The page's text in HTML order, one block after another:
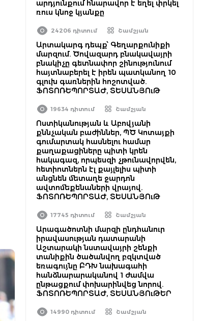
արդյունքում հնարավոր է եղել փրկել
ռուս կնոջ կյանքը
24206 դիտում Շամշյան
Արտակարգ դեպք՝ Գեղարքունիքի
մարզում. Ծովազարդ բնակավայրի
բնակիչը գետնափոր շինությունում
հայտնաբերել է իրեն պատկանող 10
գլուխ գառներին հոշոտված.
ՖՈՏՈՌԵՊՈՐՏԱԺ, ՏԵՍԱՆՅՈւԹ
19634 դիտում Շամշյան
Ոստիկանության և Աբովյանի
քննչական բաժիններ, ՊԾ Կոտայքի
գումարտակ հասնելու համար
քաղաքացիները պիտի կրեն
հակագազ, որպեսզի չթունավորվեն,
հետիոտներն էլ քայլելիս պիտի
անցնեն մետաղե ջարդոն
ավտոմեքենաների վրայով.
ՖՈՏՈՌԵՊՈՐՏԱԺ, ՏԵՍԱՆՅՈւԹ
17745 դիտում Շամշյան
Արագածոտնի մարզի ընդհանուր
իրավասության դատարանի
Աշտարակի նստավայրի շենքի
տանիքին ծածանվող բզկտված
եռագույնը ԲԴԽ նախագահի
հանձնարարականով 1 ժամվա
ընթացքում փոխարինվեց նորով.
ՖՈՏՈՌԵՊՈՐՏԱԺ, ՏԵՍԱՆՅՈւԹԵՐ
14990 դիտում Շամշյան